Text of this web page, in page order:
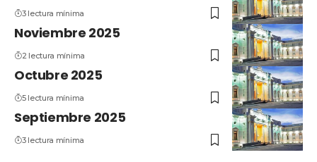
3 lectura mínima
Noviembre 2025
2 lectura mínima
Octubre 2025
5 lectura mínima
Septiembre 2025
3 lectura mínima